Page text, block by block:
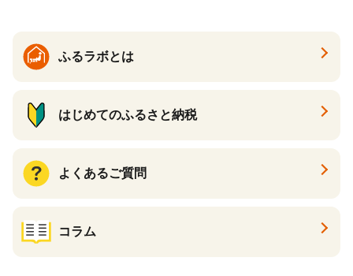
ギフト ふるさと納税 ）
ふるラボとは
はじめてのふるさと納税
よくあるご質問
コラム